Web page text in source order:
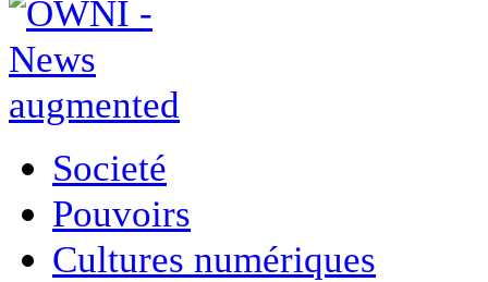
Societé
Pouvoirs
Cultures numériques